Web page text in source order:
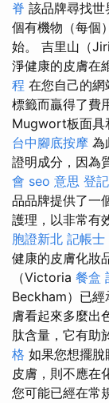
脊 該品牌尋找
個有機物（每個
始。 吉里山（Jiri
淨健康的皮膚在
程 在您自己的
標籤而贏得了費
Mugwort板面
台中腳底按摩 為
證明成分，因為
會 seo 意思 登
品品牌提供了一
護理，以非常有
胞證新北 記帳士
健康的皮膚化妝
（Victoria 餐盒
Beckham）已經
膚看起來多麼出
肽含量，它有助
格 如果您想擺
皮膚，則不應在
您可能已經在常